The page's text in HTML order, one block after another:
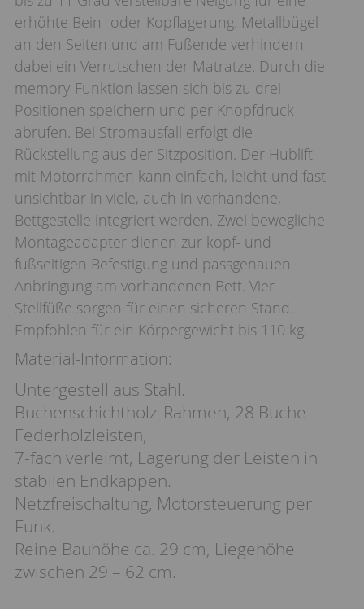
erhöhte Bein- oder Kopflagerung. Metallbügel
an den Seiten und am Fußende verhindern
dabei ein Verrutschen der Matratze. Durch die
memory-Funktion lassen sich bis zu drei
Positionen speichern und per Knopfdruck
abrufen. Bei Stromausfall erfolgt die
Rückstellung aus der Sitzposition. Der Hublift
mit Motorrahmen kann einfach, leicht und fast
unsichtbar in viele, auch in vorhandene,
Bettgestelle integriert werden. Zwei bewegliche
Montageadapter dienen zur kopf- und
fußseitigen Befestigung und passgenauen
Anbringung am vorhandenen Bett. Vier
Stellfüße sorgen für einen sicheren Stand.
Empfohlen für ein Körpergewicht bis 110 kg.
Material-Information:
Untergestell aus Stahl.
Buchenschichtholz-Rahmen, 28 Buche-
Federholzleisten,
7-fach verleimt, Lagerung der Leisten in
stabilen Endkappen.
Netzfreischaltung, Motorsteuerung per
Funk.
Reine Bauhöhe ca. 29 cm, Liegehöhe
zwischen 29 – 62 cm.